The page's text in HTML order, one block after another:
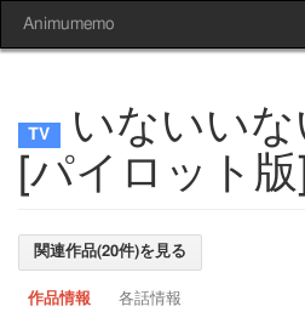
Animumemo
いないいな
[パイロット版]
関連作品(20件)を見る
作品情報 各話情報